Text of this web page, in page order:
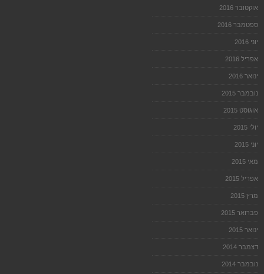
אוקטובר 2016
ספטמבר 2016
יוני 2016
אפריל 2016
ינואר 2016
נובמבר 2015
אוגוסט 2015
יולי 2015
יוני 2015
מאי 2015
אפריל 2015
מרץ 2015
פברואר 2015
ינואר 2015
דצמבר 2014
נובמבר 2014